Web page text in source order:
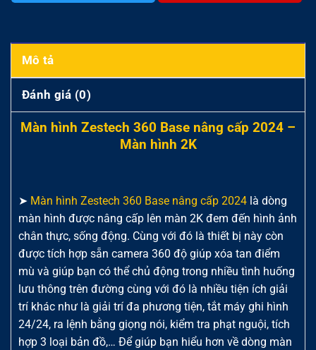
Mô tả
Đánh giá (0)
Màn hình Zestech 360 Base nâng cấp 2024 –
Màn hình 2K
➤ Màn hình Zestech 360 Base nâng cấp 2024 là dòng
màn hình được nâng cấp lên màn 2K đem đến hình ảnh
chân thực, sống động. Cùng với đó là thiết bị này còn
được tích hợp sẵn camera 360 độ giúp xóa tan điểm
mù và giúp bạn có thể chủ động trong nhiều tình huống
lưu thông trên đường cùng với đó là nhiều tiện ích giải
trí khác như là giải trí đa phương tiện, tắt máy ghi hình
24/24, ra lệnh bằng giọng nói, kiểm tra phạt nguội, tích
hợp 3 loại bản đồ,… Để giúp bạn hiểu hơn về dòng màn